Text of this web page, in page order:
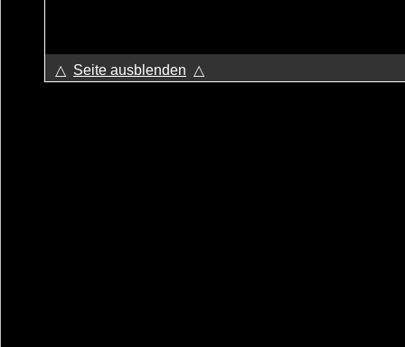
△ Seite ausblenden △